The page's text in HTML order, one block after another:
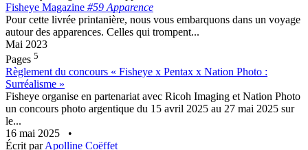
Fisheye Magazine #59 Apparence
Pour cette livrée printanière, nous vous embarquons dans un voyage
autour des apparences. Celles qui trompent...
Mai 2023
Pages 5
Règlement du concours « Fisheye x Pentax x Nation Photo :
Surréalisme »
Fisheye organise en partenariat avec Ricoh Imaging et Nation Photo
un concours photo argentique du 15 avril 2025 au 27 mai 2025 sur
le...
16 mai 2025
•
Écrit parApolline Coëffet